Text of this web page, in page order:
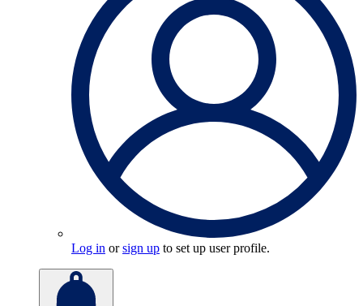
Log in orsign up to set up user profile.